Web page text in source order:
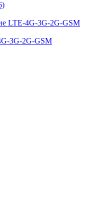
LTE-4G-3G-2G-GSM
3G-2G-GSM